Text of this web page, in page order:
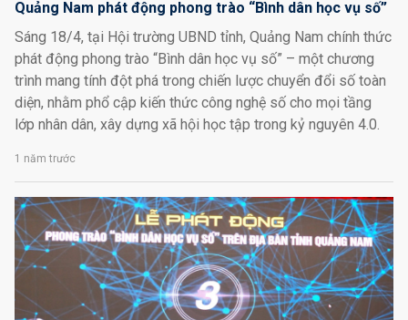
Quảng Nam phát động phong trào “Bình dân học vụ số”
Sáng 18/4, tại Hội trường UBND tỉnh, Quảng Nam chính thức
phát động phong trào “Bình dân học vụ số” – một chương
trình mang tính đột phá trong chiến lược chuyển đổi số toàn
diện, nhằm phổ cập kiến thức công nghệ số cho mọi tầng
lớp nhân dân, xây dựng xã hội học tập trong kỷ nguyên 4.0.
1 năm trước